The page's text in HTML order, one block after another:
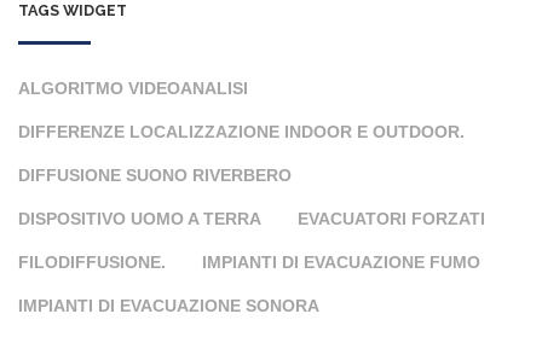
TAGS WIDGET
ALGORITMO VIDEOANALISI
DIFFERENZE LOCALIZZAZIONE INDOOR E OUTDOOR.
DIFFUSIONE SUONO RIVERBERO
DISPOSITIVO UOMO A TERRA EVACUATORI FORZATI
FILODIFFUSIONE. IMPIANTI DI EVACUAZIONE FUMO
IMPIANTI DI EVACUAZIONE SONORA